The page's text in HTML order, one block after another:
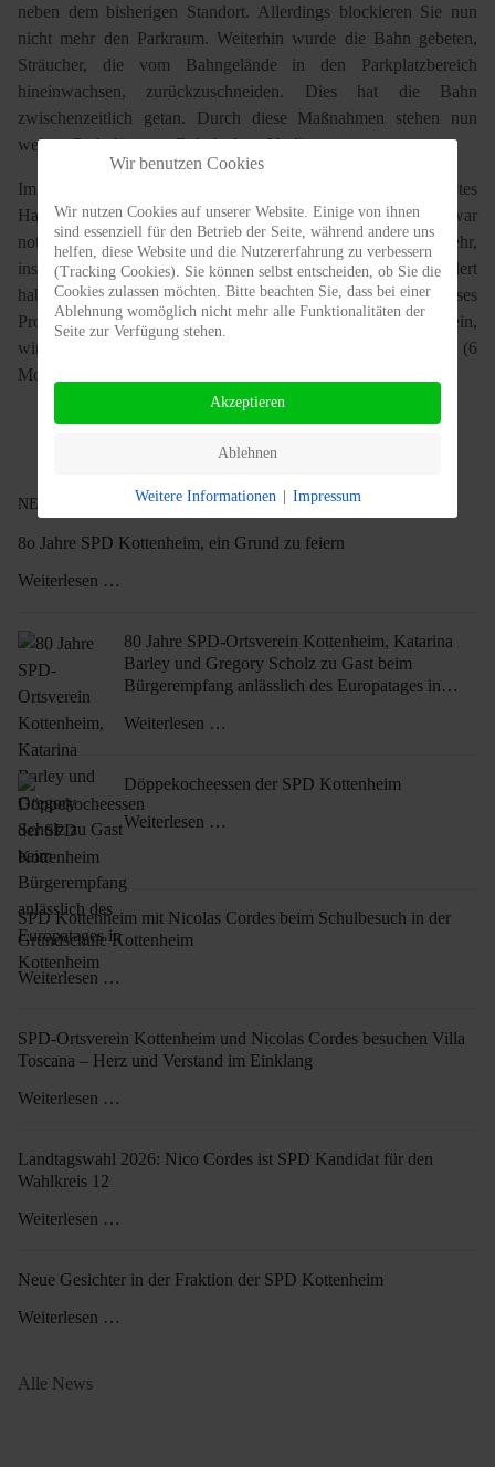
neben dem bisherigen Standort. Allerdings blockieren Sie nun
nicht mehr den Parkraum. Weiterhin wurde die Bahn gebeten,
Sträucher, die vom Bahngelände in den Parkplatzbereich
hineinwachsen, zurückzuschneiden. Dies hat die Bahn
zwischenzeitlich getan. Durch diese Maßnahmen stehen nun
weitere Parkplätze am Bahnhof zur Verfügung.
Im Eisenbahnweg wurde in einem Teilbereich ein absolutes
Halteverbot testweise eingerichtet. Diese Maßnahme war
notwendig, weil parkende Fahrzeuge oftmals den Verkehr,
insbesondere für LKW und größere Fahrzeuge, massiv behindert
haben. Es ist zu hoffen, dass hiermit eine Lösung für dieses
Problem gefunden wurde. Sollte die Maßnahme erfolgreich sein,
wird das absolute Halteverbot nach Ablauf der Testphase (6
Monate) dauerhaft eingerichtet.
NEWS
8o Jahre SPD Kottenheim, ein Grund zu feiern
Weiterlesen …
80 Jahre SPD-Ortsverein Kottenheim, Katarina
Barley und Gregory Scholz zu Gast beim
Bürgerempfang anlässlich des Europatages in
Weiterlesen …
Döppekocheessen der SPD Kottenheim
Weiterlesen …
SPD Kottenheim mit Nicolas Cordes beim Schulbesuch in der
Grundschule Kottenheim
Weiterlesen …
SPD-Ortsverein Kottenheim und Nicolas Cordes besuchen Villa
Toscana – Herz und Verstand im Einklang
Weiterlesen …
Landtagswahl 2026: Nico Cordes ist SPD Kandidat für den
Wahlkreis 12
Weiterlesen …
Neue Gesichter in der Fraktion der SPD Kottenheim
Weiterlesen …
Alle News
Wir benutzen Cookies
Wir nutzen Cookies auf unserer Website. Einige von ihnen
sind essenziell für den Betrieb der Seite, während andere uns
helfen, diese Website und die Nutzererfahrung zu verbessern
(Tracking Cookies). Sie können selbst entscheiden, ob Sie die
Cookies zulassen möchten. Bitte beachten Sie, dass bei einer
Ablehnung womöglich nicht mehr alle Funktionalitäten der
Seite zur Verfügung stehen.
Akzeptieren
Ablehnen
Weitere Informationen Impressum